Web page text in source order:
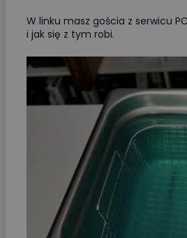
W linku masz gościa z serwicu
i jak się z tym robi.